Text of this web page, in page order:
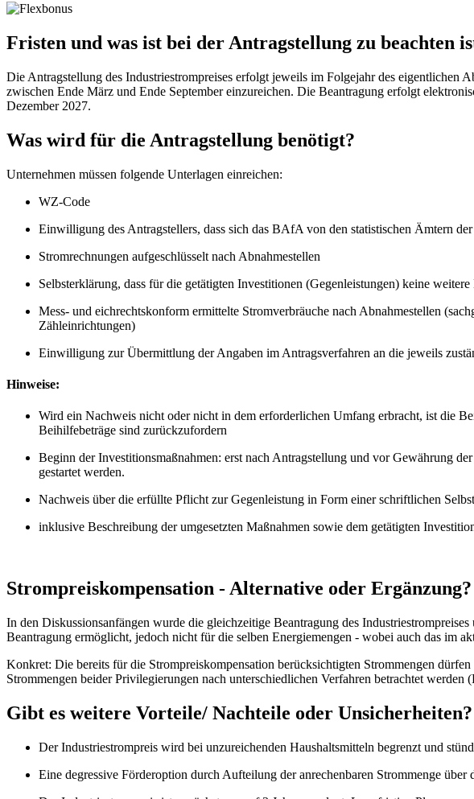
Fristen und was ist bei der Antragstellung zu beachten
Die Antragstellung des Industriestrompreises erfolgt jeweils im Folgejahr des eigentlichen
zwischen Ende März und Ende September einzureichen. Die Beantragung erfolgt
Dezember 2027.
Was wird für die Antragstellung benötigt?
Unternehmen müssen folgende Unterlagen einreichen:
WZ-Code
Einwilligung des Antragstellers, dass sich das BAfA von den statistischen Ämtern
Stromrechnungen aufgeschlüsselt nach Abnahmestellen
Selbsterklärung, dass für die getätigten Investitionen (Gegenleistungen) keine
Mess- und eichrechtskonform ermittelte Stromverbräuche nach Abnahmestellen
Zähleinrichtungen)
Einwilligung zur Übermittlung der Angaben im Antragsverfahren an die jeweils
Hinweise:
Wird ein Nachweis nicht oder nicht in dem erforderlichen Umfang erbracht, ist die
Beihilfebeträge sind zurückzufordern
Beginn der Investitionsmaßnahmen: erst nach Antragstellung und vor Gewährung
gestartet werden.
Nachweis über die erfüllte Pflicht zur Gegenleistung in Form einer schriftlichen
inklusive Beschreibung der umgesetzten Maßnahmen sowie dem getätigten
Strompreiskompensation - Alternative oder Ergänzung?
In den Diskussionsanfängen wurde die gleichzeitige Beantragung des
Beantragung ermöglicht, jedoch nicht für die selben Energiemengen - wobei auch das im
Konkret: Die bereits für die Strompreiskompensation berücksichtigten Strommengen
Strommengen beider Privilegierungen nach unterschiedlichen Verfahren betrachtet werden
Gibt es weitere Vorteile/ Nachteile oder Unsicherheiten?
Der Industriestrompreis wird bei unzureichenden Haushaltsmitteln begrenzt und
Eine degressive Förderoption durch Aufteilung der anrechenbaren Strommenge